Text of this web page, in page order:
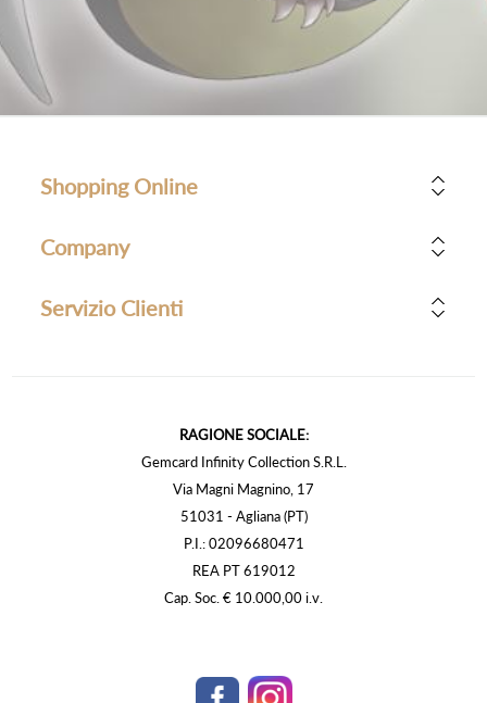
Shopping Online
Company
Servizio Clienti
RAGIONE SOCIALE:
Gemcard Infinity Collection S.R.L.
Via Magni Magnino, 17
51031 - Agliana (PT)
P.I.: 02096680471
REA PT 619012
Cap. Soc. € 10.000,00 i.v.